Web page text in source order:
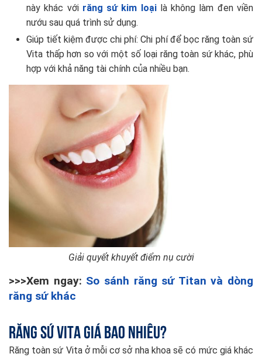
này khác với răng sứ kim loạilà không làm đen viền
nướu sau quá trình sử dụng.
Giúp tiết kiệm được chi phí: Chi phí để bọc răng toàn sứ
Vita thấp hơn so với một số loại răng toàn sứ khác, phù
hợp với khả năng tài chính của nhiều bạn.
Giải quyết khuyết điểm nụ cười
>>>Xem ngay: So sánh răng sứ Titan và dòng
răng sứ khác
Răng sứ Vita giá bao nhiêu?
Răng toàn sứ Vita ở mỗi cơ sở nha khoa sẽ có mức giá khác